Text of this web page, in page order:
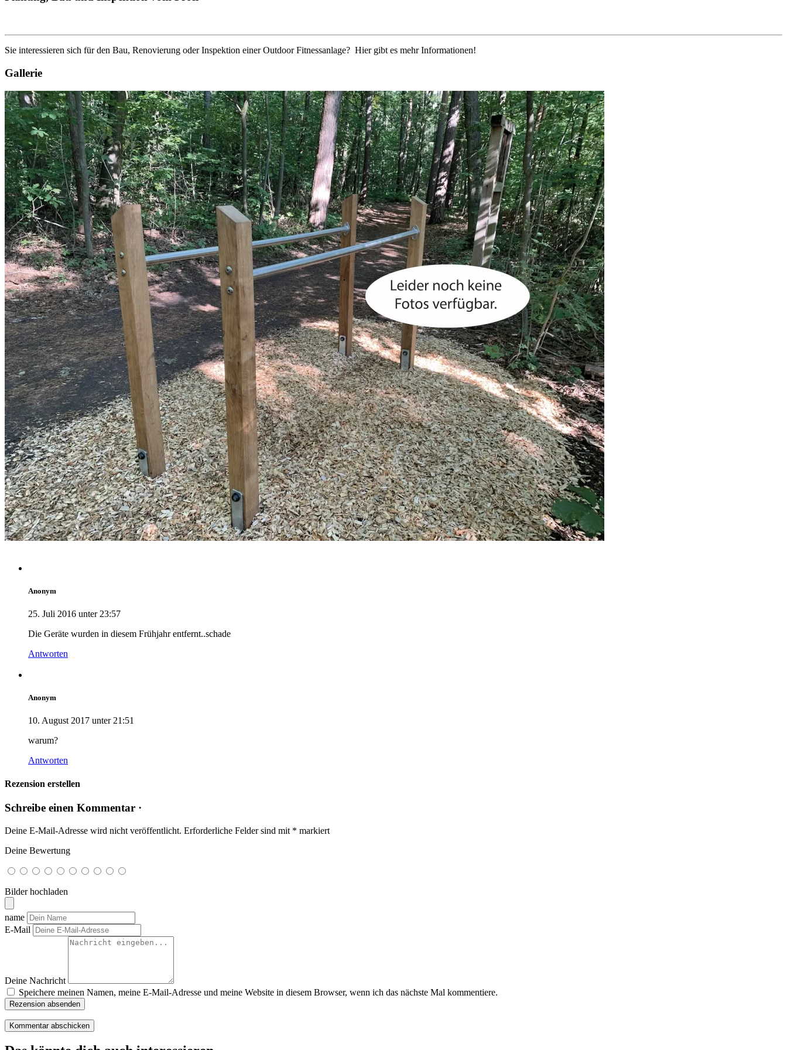
Sie interessieren sich für den Bau, Renovierung oder Inspektion einer Outdoor Fitnessanlage? Hier gibt es mehr Informationen!
Gallerie
Anonym
25. Juli 2016 unter 23:57
Die Geräte wurden in diesem Frühjahr entfernt..schade
Antworten
Anonym
10. August 2017 unter 21:51
warum?
Antworten
Rezension erstellen
Schreibe einen Kommentar ·
Deine E-Mail-Adresse wird nicht veröffentlicht. Erforderliche Felder sind mit * markiert
Deine Bewertung
Bilder hochladen
name
E-Mail
Deine Nachricht
Speichere meinen Namen, meine E-Mail-Adresse und meine Website in diesem Browser, wenn ich das nächste Mal kommentiere.
Rezension absenden